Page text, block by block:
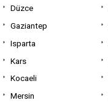
Düzce
Gaziantep
Isparta
Kars
Kocaeli
Mersin